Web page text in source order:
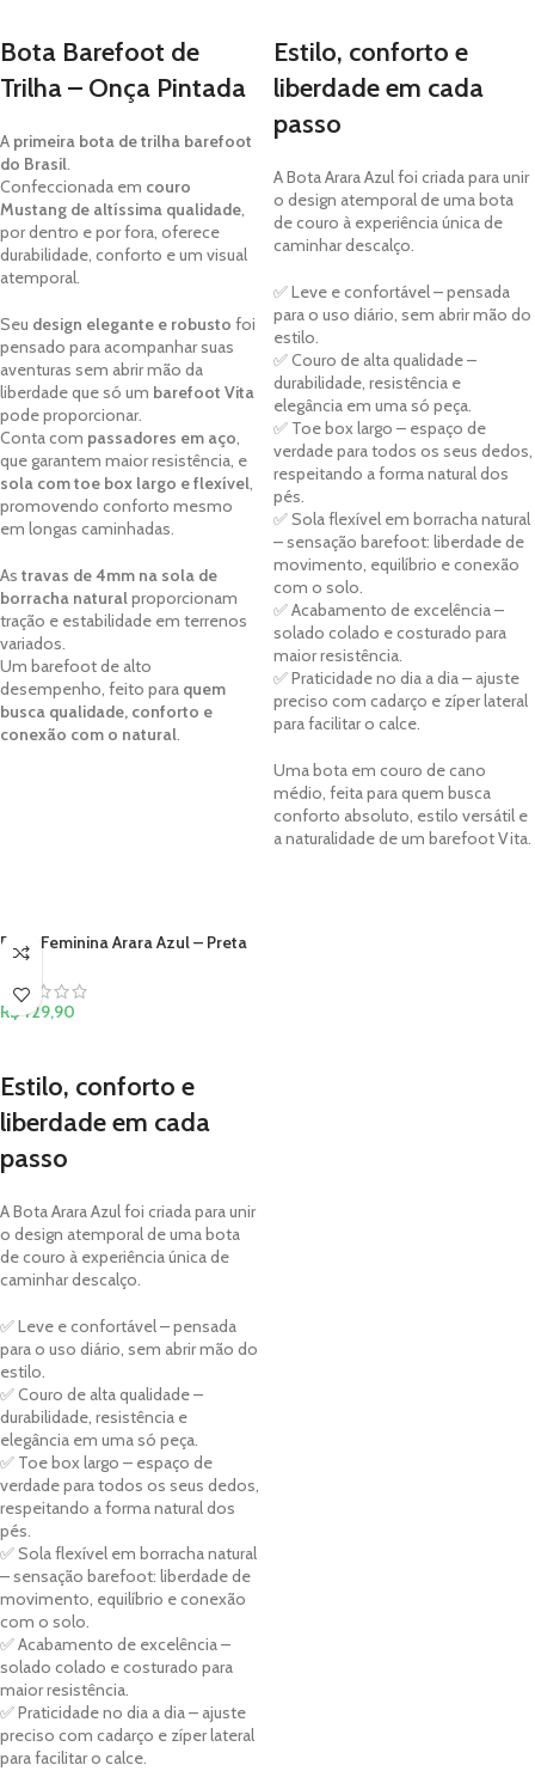
Bota Barefoot de
Trilha – Onça Pintada
A primeira bota de trilha barefoot
do Brasil.
Confeccionada em couro
Mustang de altíssima qualidade,
por dentro e por fora, oferece
durabilidade, conforto e um visual
atemporal.
Seu design elegante e robusto foi
pensado para acompanhar suas
aventuras sem abrir mão da
liberdade que só um barefoot Vita
pode proporcionar.
Conta com passadores em aço,
que garantem maior resistência, e
sola com toe box largo e flexível,
promovendo conforto mesmo
em longas caminhadas.
As travas de 4mm na sola de
borracha naturalproporcionam
tração e estabilidade em terrenos
variados.
Um barefoot de alto
desempenho, feito para quem
busca qualidade, conforto e
conexão com o natural.
Estilo, conforto e
liberdade em cada
passo
A Bota Arara Azul foi criada para unir
o design atemporal de uma bota
de couro à experiência única de
caminhar descalço.
✅ Leve e confortável – pensada
para o uso diário, sem abrir mão do
estilo.
✅ Couro de alta qualidade –
durabilidade, resistência e
elegância em uma só peça.
✅ Toe box largo – espaço de
verdade para todos os seus dedos,
respeitando a forma natural dos
pés.
✅ Sola flexível em borracha natural
– sensação barefoot: liberdade de
movimento, equilíbrio e conexão
com o solo.
✅ Acabamento de excelência –
solado colado e costurado para
maior resistência.
✅ Praticidade no dia a dia – ajuste
preciso com cadarço e zíper lateral
para facilitar o calce.
Uma bota em couro de cano
médio, feita para quem busca
conforto absoluto, estilo versátil e
a naturalidade de um barefoot Vita.
Bota Feminina Arara Azul – Preta
R$ 429,90
Estilo, conforto e
liberdade em cada
passo
A Bota Arara Azul foi criada para unir
o design atemporal de uma bota
de couro à experiência única de
caminhar descalço.
✅ Leve e confortável – pensada
para o uso diário, sem abrir mão do
estilo.
✅ Couro de alta qualidade –
durabilidade, resistência e
elegância em uma só peça.
✅ Toe box largo – espaço de
verdade para todos os seus dedos,
respeitando a forma natural dos
pés.
✅ Sola flexível em borracha natural
– sensação barefoot: liberdade de
movimento, equilíbrio e conexão
com o solo.
✅ Acabamento de excelência –
solado colado e costurado para
maior resistência.
✅ Praticidade no dia a dia – ajuste
preciso com cadarço e zíper lateral
para facilitar o calce.